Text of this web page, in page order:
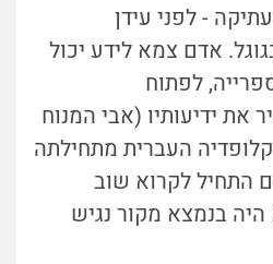
- לפני עידן
אדם צמא לידע יכול
לפתוח
את ידיעותיו (אבי המנוח
העברית מתחילתה
התחיל לקרוא שוב
בנמצא מקור נגיש